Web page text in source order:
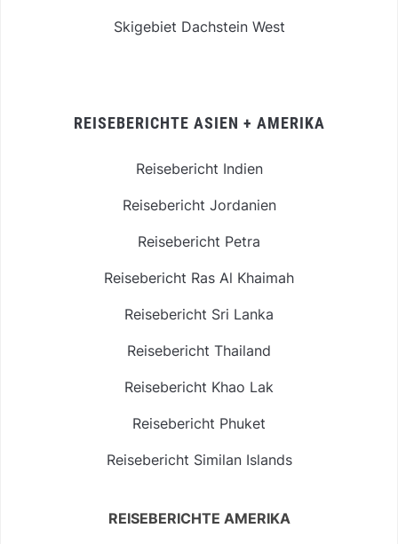
Skigebiet Dachstein West
REISEBERICHTE ASIEN + AMERIKA
Reisebericht Indien
Reisebericht Jordanien
Reisebericht Petra
Reisebericht Ras Al Khaimah
Reisebericht Sri Lanka
Reisebericht Thailand
Reisebericht Khao Lak
Reisebericht Phuket
Reisebericht Similan Islands
REISEBERICHTE AMERIKA